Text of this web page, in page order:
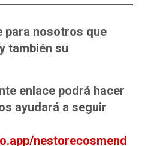
para nosotros que
también su
enlace podrá hacer
ayudará a seguir
nestorecosmend